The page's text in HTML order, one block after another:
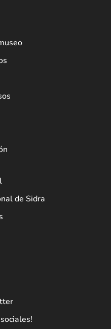
de Sidra